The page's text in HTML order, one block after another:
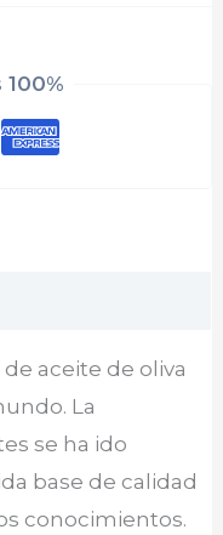
aceite de oliva
La
se ha ido
base de calidad
conocimientos.